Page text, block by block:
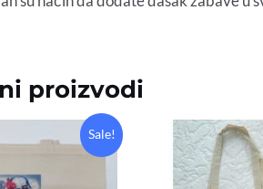
proizvodi
Sale!
KM.
price
10,00 KM.